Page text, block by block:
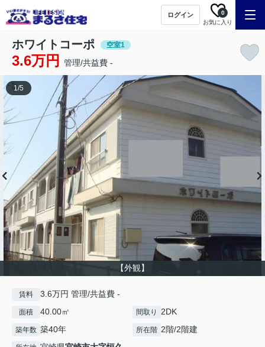
ログイン
お気に入り
0
ホワイトコーポ 空室1
3.6万円 管理/共益費 -
【外観】
1/5
賃料 3.6万円 管理/共益費 -
面積 40.00㎡ 間取り 2DK
築年数 築40年 所在階 2階/2階建